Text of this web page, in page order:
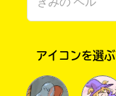
アイコンを選ぶ